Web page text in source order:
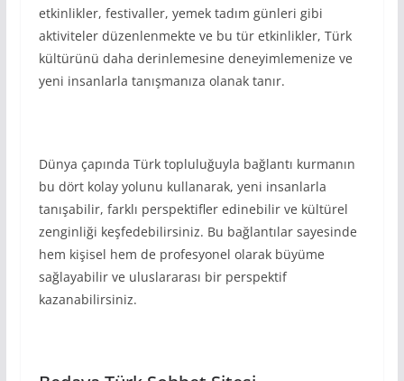
etkinlikler, festivaller, yemek tadım günleri gibi
aktiviteler düzenlenmekte ve bu tür etkinlikler, Türk
kültürünü daha derinlemesine deneyimlemenize ve
yeni insanlarla tanışmanıza olanak tanır.
Dünya çapında Türk topluluğuyla bağlantı kurmanın
bu dört kolay yolunu kullanarak, yeni insanlarla
tanışabilir, farklı perspektifler edinebilir ve kültürel
zenginliği keşfedebilirsiniz. Bu bağlantılar sayesinde
hem kişisel hem de profesyonel olarak büyüme
sağlayabilir ve uluslararası bir perspektif
kazanabilirsiniz.